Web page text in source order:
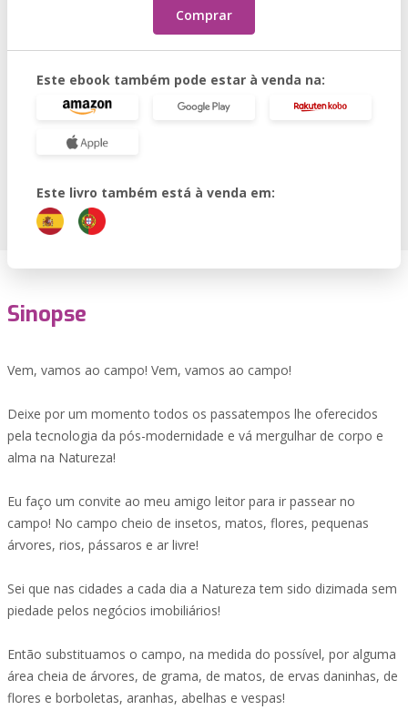
Comprar
Este ebook também pode estar à venda na:
Este livro também está à venda em:
Sinopse
Vem, vamos ao campo! Vem, vamos ao campo!
Deixe por um momento todos os passatempos lhe oferecidos
pela tecnologia da pós-modernidade e vá mergulhar de corpo e
alma na Natureza!
Eu faço um convite ao meu amigo leitor para ir passear no
campo! No campo cheio de insetos, matos, flores, pequenas
árvores, rios, pássaros e ar livre!
Sei que nas cidades a cada dia a Natureza tem sido dizimada sem
piedade pelos negócios imobiliários!
Então substituamos o campo, na medida do possível, por alguma
área cheia de árvores, de grama, de matos, de ervas daninhas, de
flores e borboletas, aranhas, abelhas e vespas!